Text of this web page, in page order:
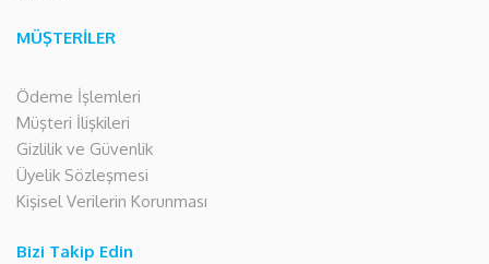
MÜŞTERİLER
Ödeme İşlemleri
Müşteri İlişkileri
Gizlilik ve Güvenlik
Üyelik Sözleşmesi
Kişisel Verilerin Korunması
Bizi Takip Edin